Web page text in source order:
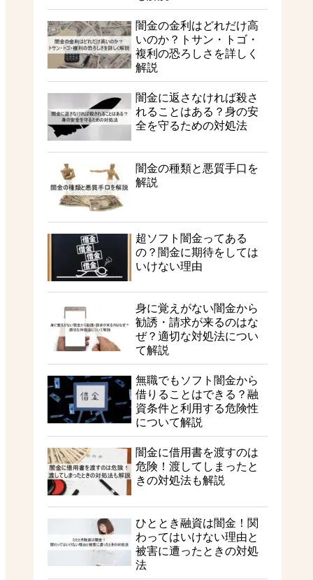
闇金の金利はどれだけ高
いのか？トサン・トゴ・
複利の恐ろしさを詳しく
解説
闇金に返さなければ殺さ
れることはある？身の安
全を守るための対処法
闇金の種類と悪質手口を
解説
超ソフト闇金ってある
の？闇金に期待をしては
いけない理由
身に覚えがない闇金から
勧誘・請求が来るのはな
ぜ？適切な対処法につい
て解説
無職でもソフト闇金から
借りることはできる？融
資条件と利用する危険性
について解説
闇金に借用書を渡すのは
危険！渡してしまったと
きの対処法も解説
ひととき融資は闇金！関
わってはいけない理由と
被害に遭ったときの対処
法